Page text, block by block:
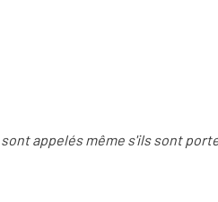
appelés même s'ils sont